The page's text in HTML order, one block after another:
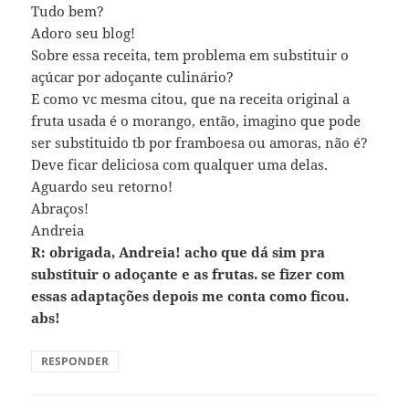
Tudo bem?
Adoro seu blog!
Sobre essa receita, tem problema em substituir o
açúcar por adoçante culinário?
E como vc mesma citou, que na receita original a
fruta usada é o morango, então, imagino que pode
ser substituido tb por framboesa ou amoras, não é?
Deve ficar deliciosa com qualquer uma delas.
Aguardo seu retorno!
Abraços!
Andreia
R: obrigada, Andreia! acho que dá sim pra
substituir o adoçante e as frutas. se fizer com
essas adaptações depois me conta como ficou.
abs!
RESPONDER